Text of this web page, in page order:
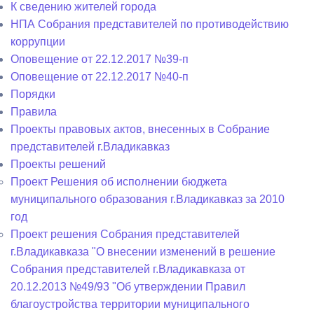
К сведению жителей города
НПА Собрания представителей по противодействию
коррупции
Оповещение от 22.12.2017 №39-п
Оповещение от 22.12.2017 №40-п
Порядки
Правила
Проекты правовых актов, внесенных в Собрание
представителей г.Владикавказ
Проекты решений
Проект Решения об исполнении бюджета
муниципального образования г.Владикавказ за 2010
год
Проект решения Собрания представителей
г.Владикавказа "О внесении изменений в решение
Собрания представителей г.Владикавказа от
20.12.2013 №49/93 "Об утверждении Правил
благоустройства территории муниципального